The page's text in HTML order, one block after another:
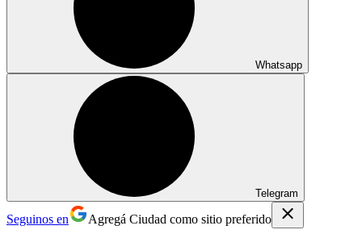
Whatsapp
Telegram
Seguinos en Agregá Ciudad como sitio preferido